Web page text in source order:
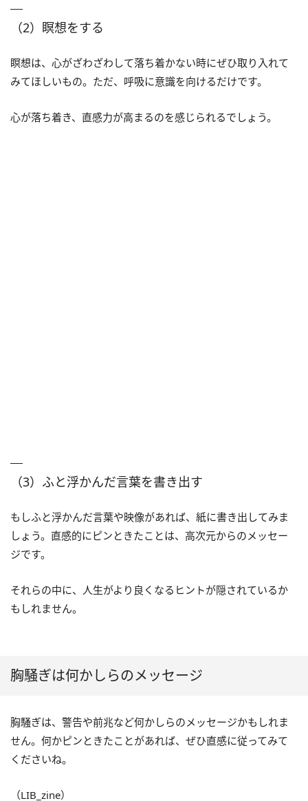
（2）瞑想をする
瞑想は、心がざわざわして落ち着かない時にぜひ取り入れて
みてほしいもの。ただ、呼吸に意識を向けるだけです。
心が落ち着き、直感力が高まるのを感じられるでしょう。
（3）ふと浮かんだ言葉を書き出す
もしふと浮かんだ言葉や映像があれば、紙に書き出してみま
しょう。直感的にピンときたことは、高次元からのメッセー
ジです。
それらの中に、人生がより良くなるヒントが隠されているか
もしれません。
胸騒ぎは何かしらのメッセージ
胸騒ぎは、警告や前兆など何かしらのメッセージかもしれま
せん。何かピンときたことがあれば、ぜひ直感に従ってみて
くださいね。
（LIB_zine）